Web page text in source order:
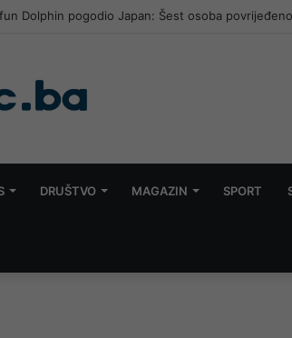
Dolphin pogodio Japan: Šest osoba
DRUŠTVO MAGAZIN SPORT